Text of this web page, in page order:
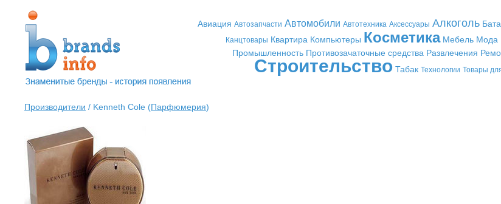
Авиация Автозапчасти Автомобили Автотехника Аксессуары Алкоголь
Канцтовары Квартира Компьютеры Косметика Мебель Мода
Промышленность Противозачаточные средства Развлечения
Строительство Табак Технологии Товары
Производители / Kenneth Cole (Парфюмерия)